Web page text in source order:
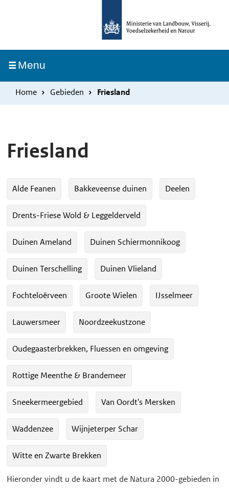
inhoud
gaan
MenuIngeklapt
Home Gebieden Friesland
Friesland
Alde Feanen Bakkeveense duinen Deelen
Drents-Friese Wold & Leggelderveld
Duinen Ameland Duinen Schiermonnikoog
Duinen Terschelling Duinen Vlieland
Fochteloërveen Groote Wielen IJsselmeer
Lauwersmeer Noordzeekustzone
Oudegaasterbrekken, Fluessen en omgeving
Rottige Meenthe & Brandemeer
Sneekermeergebied Van Oordt's Mersken
Waddenzee Wijnjeterper Schar
Witte en Zwarte Brekken
Hieronder vindt u de kaart met de Natura 2000-gebieden in